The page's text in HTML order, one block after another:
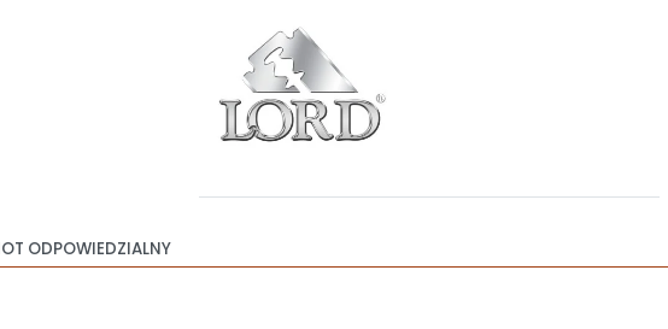
ODPOWIEDZIALNY